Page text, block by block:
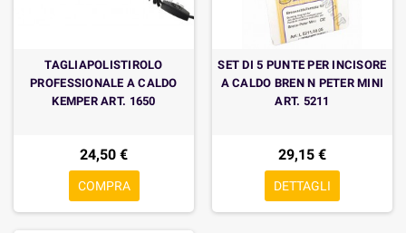
TAGLIAPOLISTIROLO
PROFESSIONALE A CALDO
KEMPER ART. 1650
24,50 €
COMPRA
SET DI 5 PUNTE PER INCISORE
A CALDO BREN N PETER MINI
ART. 5211
29,15 €
DETTAGLI